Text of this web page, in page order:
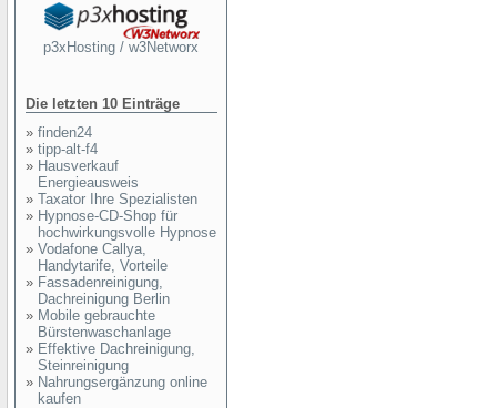
p3xHosting / w3Networx
Die letzten 10 Einträge
» finden24
» tipp-alt-f4
» Hausverkauf
Energieausweis
» Taxator Ihre Spezialisten
» Hypnose-CD-Shop für
hochwirkungsvolle Hypnose
» Vodafone Callya,
Handytarife, Vorteile
» Fassadenreinigung,
Dachreinigung Berlin
» Mobile gebrauchte
Bürstenwaschanlage
» Effektive Dachreinigung,
Steinreinigung
» Nahrungsergänzung online
kaufen